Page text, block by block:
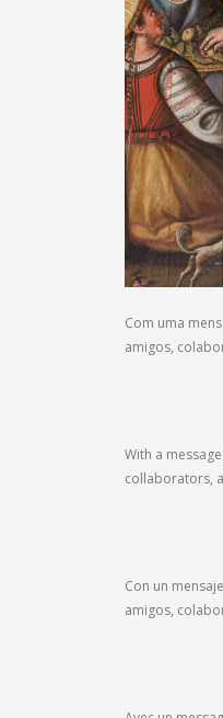
Com uma
amigos,
With a
collaborators,
Con un
amigos,